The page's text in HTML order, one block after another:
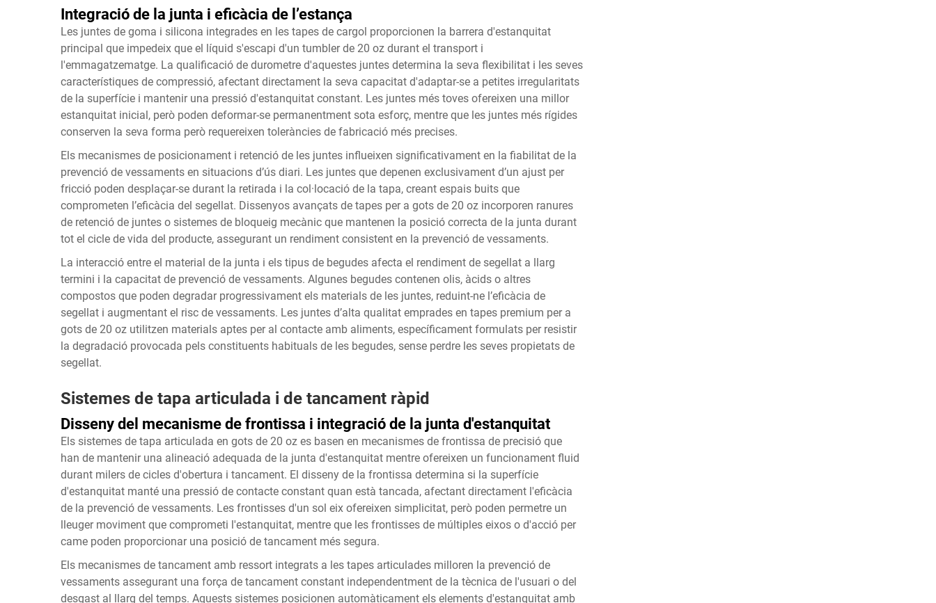
Integració de la junta i eficàcia de l’estança
Les juntes de goma i silicona integrades en les tapes de cargol proporcionen la barrera d'estanquitat
principal que impedeix que el líquid s'escapi d'un tumbler de 20 oz durant el transport i
l'emmagatzematge. La qualificació de durometre d'aquestes juntes determina la seva flexibilitat i les seves
característiques de compressió, afectant directament la seva capacitat d'adaptar-se a petites irregularitats
de la superfície i mantenir una pressió d'estanquitat constant. Les juntes més toves ofereixen una millor
estanquitat inicial, però poden deformar-se permanentment sota esforç, mentre que les juntes més rígides
conserven la seva forma però requereixen toleràncies de fabricació més precises.
Els mecanismes de posicionament i retenció de les juntes influeixen significativament en la fiabilitat de la
prevenció de vessaments en situacions d’ús diari. Les juntes que depenen exclusivament d’un ajust per
fricció poden desplaçar-se durant la retirada i la col·locació de la tapa, creant espais buits que
comprometen l’eficàcia del segellat. Dissenyos avançats de tapes per a gots de 20 oz incorporen ranures
de retenció de juntes o sistemes de bloqueig mecànic que mantenen la posició correcta de la junta durant
tot el cicle de vida del producte, assegurant un rendiment consistent en la prevenció de vessaments.
La interacció entre el material de la junta i els tipus de begudes afecta el rendiment de segellat a llarg
termini i la capacitat de prevenció de vessaments. Algunes begudes contenen olis, àcids o altres
compostos que poden degradar progressivament els materials de les juntes, reduint-ne l’eficàcia de
segellat i augmentant el risc de vessaments. Les juntes d’alta qualitat emprades en tapes premium per a
gots de 20 oz utilitzen materials aptes per al contacte amb aliments, específicament formulats per resistir
la degradació provocada pels constituents habituals de les begudes, sense perdre les seves propietats de
segellat.
Sistemes de tapa articulada i de tancament ràpid
Disseny del mecanisme de frontissa i integració de la junta d'estanquitat
Els sistemes de tapa articulada en gots de 20 oz es basen en mecanismes de frontissa de precisió que
han de mantenir una alineació adequada de la junta d'estanquitat mentre ofereixen un funcionament fluid
durant milers de cicles d'obertura i tancament. El disseny de la frontissa determina si la superfície
d'estanquitat manté una pressió de contacte constant quan està tancada, afectant directament l'eficàcia
de la prevenció de vessaments. Les frontisses d'un sol eix ofereixen simplicitat, però poden permetre un
lleuger moviment que comprometi l'estanquitat, mentre que les frontisses de múltiples eixos o d'acció per
came poden proporcionar una posició de tancament més segura.
Els mecanismes de tancament amb ressort integrats a les tapes articulades milloren la prevenció de
vessaments assegurant una força de tancament constant independentment de la tècnica de l'usuari o del
desgast al llarg del temps. Aquests sistemes posicionen automàticament els elements d'estanquitat amb